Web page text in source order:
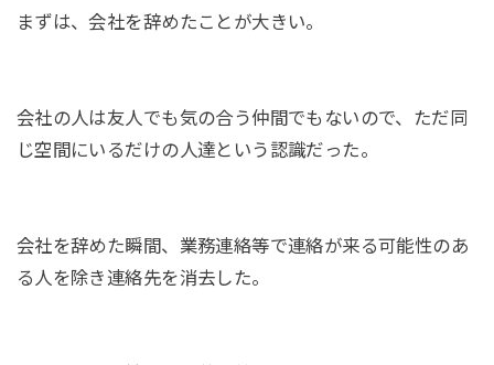
まずは、会社を辞めたことが大きい。
会社の人は友人でも気の合う仲間でもないので、ただ同
じ空間にいるだけの人達という認識だった。
会社を辞めた瞬間、業務連絡等で連絡が来る可能性のあ
る人を除き連絡先を消去した。